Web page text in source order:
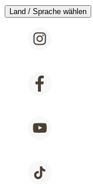
Land / Sprache wählen